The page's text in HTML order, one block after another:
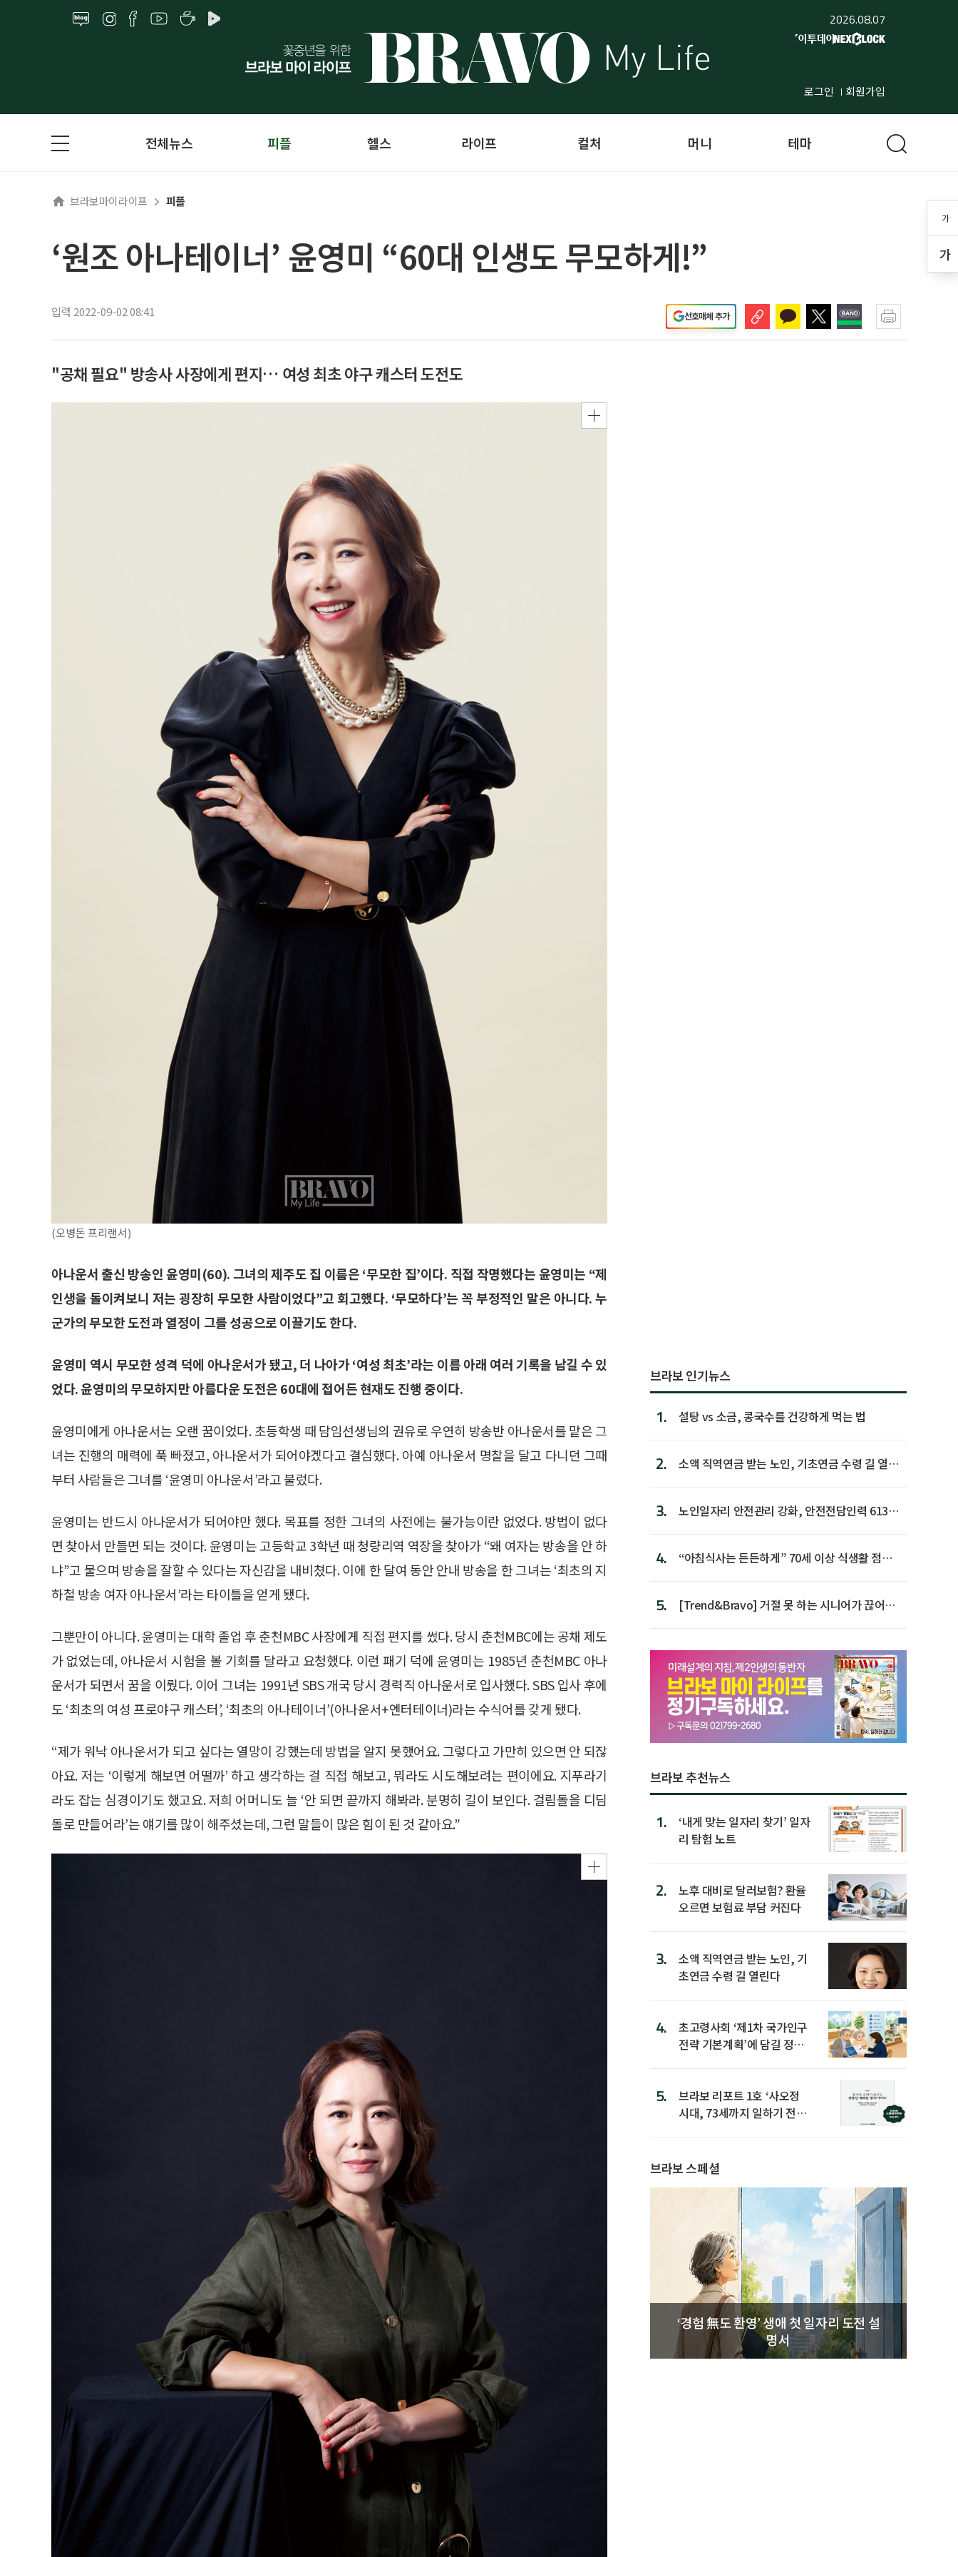
2026.08.07
로그인 회원가입
가
가
전체뉴스 피플 헬스 라이프 컬처 머니 테마
브라보마이라이프 피플
‘원조 아나테이너’ 윤영미 “60대 인생도 무모하게!”
입력 2022-09-02 08:41 선호매체 추가
"공채 필요" 방송사 사장에게 편지… 여성 최초 야구 캐스터 도전도
(오병돈 프리랜서)
아나운서 출신 방송인 윤영미(60). 그녀의 제주도 집 이름은 ‘무모한 집’이다. 직접 작명했다는 윤영미는 “제
인생을 돌이켜보니 저는 굉장히 무모한 사람이었다”고 회고했다. ‘무모하다’는 꼭 부정적인 말은 아니다. 누
군가의 무모한 도전과 열정이 그를 성공으로 이끌기도 한다.
윤영미 역시 무모한 성격 덕에 아나운서가 됐고, 더 나아가 ‘여성 최초’라는 이름 아래 여러 기록을 남길 수 있
었다. 윤영미의 무모하지만 아름다운 도전은 60대에 접어든 현재도 진행 중이다.
윤영미에게 아나운서는 오랜 꿈이었다. 초등학생 때 담임선생님의 권유로 우연히 방송반 아나운서를 맡은 그
녀는 진행의 매력에 푹 빠졌고, 아나운서가 되어야겠다고 결심했다. 아예 아나운서 명찰을 달고 다니던 그때
부터 사람들은 그녀를 ‘윤영미 아나운서’라고 불렀다.
윤영미는 반드시 아나운서가 되어야만 했다. 목표를 정한 그녀의 사전에는 불가능이란 없었다. 방법이 없다
면 찾아서 만들면 되는 것이다. 윤영미는 고등학교 3학년 때 청량리역 역장을 찾아가 “왜 여자는 방송을 안 하
냐”고 물으며 방송을 잘할 수 있다는 자신감을 내비쳤다. 이에 한 달여 동안 안내 방송을 한 그녀는 ‘최초의 지
하철 방송 여자 아나운서’라는 타이틀을 얻게 됐다.
그뿐만이 아니다. 윤영미는 대학 졸업 후 춘천MBC 사장에게 직접 편지를 썼다. 당시 춘천MBC에는 공채 제도
가 없었는데, 아나운서 시험을 볼 기회를 달라고 요청했다. 이런 패기 덕에 윤영미는 1985년 춘천MBC 아나
운서가 되면서 꿈을 이뤘다. 이어 그녀는 1991년 SBS 개국 당시 경력직 아나운서로 입사했다. SBS 입사 후에
도 ‘최초의 여성 프로야구 캐스터’, ‘최초의 아나테이너’(아나운서+엔터테이너)라는 수식어를 갖게 됐다.
“제가 워낙 아나운서가 되고 싶다는 열망이 강했는데 방법을 알지 못했어요. 그렇다고 가만히 있으면 안 되잖
아요. 저는 ‘이렇게 해보면 어떨까’ 하고 생각하는 걸 직접 해보고, 뭐라도 시도해보려는 편이에요. 지푸라기
라도 잡는 심경이기도 했고요. 저희 어머니도 늘 ‘안 되면 끝까지 해봐라. 분명히 길이 보인다. 걸림돌을 디딤
돌로 만들어라’는 얘기를 많이 해주셨는데, 그런 말들이 많은 힘이 된 것 같아요.”
브라보 인기뉴스
1. 설탕 vs 소금, 콩국수를 건강하게 먹는 법
2.
소액 직역연금 받는 노인, 기초연금 수령 길 열린
3.
노인일자리 안전관리 강화, 안전전담인력 613명
4.
“아침식사는 든든하게” 70세 이상 식생활 점수
5.
[Trend&Bravo] 거절 못 하는 시니어가 끊어야
브라보 추천뉴스
1.
‘내게 맞는 일자리 찾기’ 일자
리 탐험 노트
2.
노후 대비로 달러보험? 환율
오르면 보험료 부담 커진다
3.
소액 직역연금 받는 노인, 기
초연금 수령 길 열린다
4.
초고령사회 ‘제1차 국가인구
전략 기본계획’에 담길 정책
5.
브라보 리포트 1호 ‘사오정
시대, 73세까지 일하기 전략’
브라보 스페셜
‘경험 無도 환영’ 생애 첫 일자리 도전 설
명서